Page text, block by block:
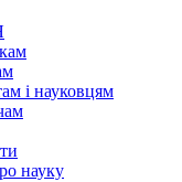
і науковцям
науку